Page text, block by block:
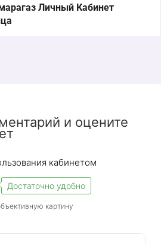
Личный Кабинет
и оцените
кабинетом
Достаточно удобно
картину